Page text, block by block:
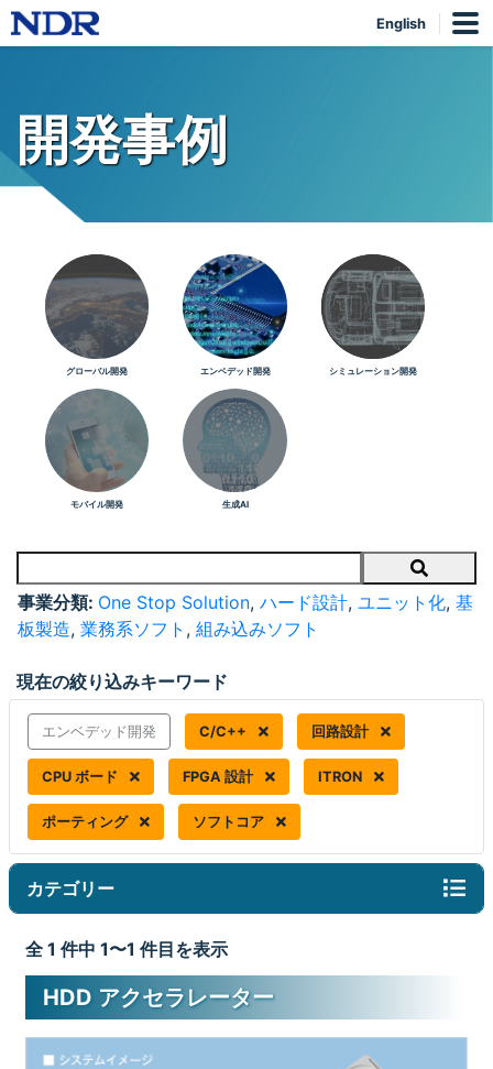
English
開発事例
グローバル開発 エンベデッド開発 シミュレーション開発
モバイル開発 生成AI
Search
事業分類: One Stop Solution, ハード設計, ユニット化, 基
板製造, 業務系ソフト , 組み込みソフト
現在の絞り込みキーワード
エンベデッド開発 C/C++ 回路設計
CPU ボード FPGA 設計 ITRON
ポーティング ソフトコア
カテゴリー
全 1 件中 1〜1 件目を表示
HDD アクセラレーター